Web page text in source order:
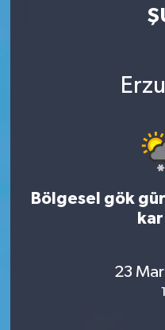
Bölgesel gök
kar
23